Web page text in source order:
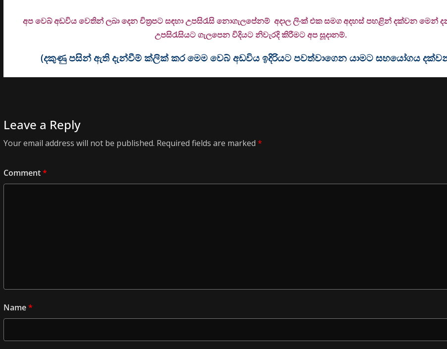
අප වෙබ් අඩවිය වෙතින් ලබා දෙන චිත්‍රපට සඳහා උපසිරැසි නොගැලපේනම් අදාල ලිංක් එක සමග අදහස් පහළින් දක්වන මෙන්
උපසිරැසියට ගැලපෙන විදියට නිවැරදි කිරීමට අප සූදානම්.
(දකුණු පසින් ඇති දැන්වීම් ක්ලික් කර මෙම වෙබ් අඩවිය ඉදිරියට පවත්වාගෙන යාමට සහයෝගය
Leave a Reply
Your email address will not be published. Required fields are marked *
Comment*
Name*